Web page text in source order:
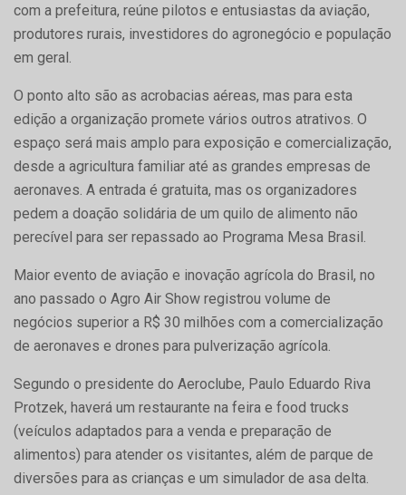
com a prefeitura, reúne pilotos e entusiastas da aviação,
produtores rurais, investidores do agronegócio e população
em geral.
O ponto alto são as acrobacias aéreas, mas para esta
edição a organização promete vários outros atrativos. O
espaço será mais amplo para exposição e comercialização,
desde a agricultura familiar até as grandes empresas de
aeronaves. A entrada é gratuita, mas os organizadores
pedem a doação solidária de um quilo de alimento não
perecível para ser repassado ao Programa Mesa Brasil.
Maior evento de aviação e inovação agrícola do Brasil, no
ano passado o Agro Air Show registrou volume de
negócios superior a R$ 30 milhões com a comercialização
de aeronaves e drones para pulverização agrícola.
Segundo o presidente do Aeroclube, Paulo Eduardo Riva
Protzek, haverá um restaurante na feira e food trucks
(veículos adaptados para a venda e preparação de
alimentos) para atender os visitantes, além de parque de
diversões para as crianças e um simulador de asa delta.